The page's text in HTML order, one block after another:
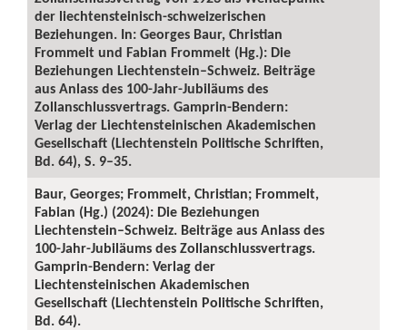
der liechtensteinisch-schweizerischen
Beziehungen. In: Georges Baur, Christian
Frommelt und Fabian Frommelt (Hg.): Die
Beziehungen Liechtenstein–Schweiz. Beiträge
aus Anlass des 100-Jahr-Jubiläums des
Zollanschlussvertrags. Gamprin-Bendern:
Verlag der Liechtensteinischen Akademischen
Gesellschaft (Liechtenstein Politische Schriften,
Bd. 64), S. 9–35.
Baur, Georges; Frommelt, Christian; Frommelt,
Fabian (Hg.) (2024): Die Beziehungen
Liechtenstein–Schweiz. Beiträge aus Anlass des
100-Jahr-Jubiläums des Zollanschlussvertrags.
Gamprin-Bendern: Verlag der
Liechtensteinischen Akademischen
Gesellschaft (Liechtenstein Politische Schriften,
Bd. 64).